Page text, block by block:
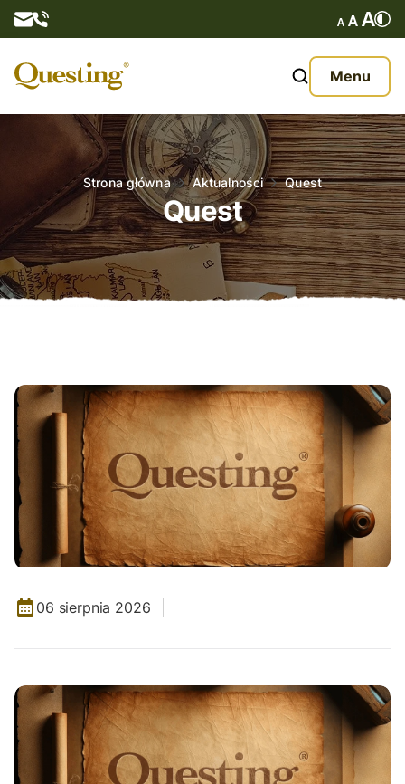
Menu
O nas
Oferta
Aktualności
Kontakt
Strona główna Aktualności Quest
Quest
06 sierpnia 2026